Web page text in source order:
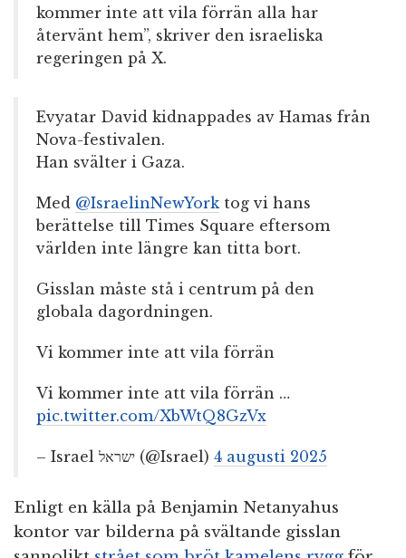
kommer inte att vila förrän alla har
återvänt hem”, skriver den israeliska
regeringen på X.
Evyatar David kidnappades av Hamas från
Nova-festivalen.
Han svälter i Gaza.
Med @IsraelinNewYork tog vi hans
berättelse till Times Square eftersom
världen inte längre kan titta bort.
Gisslan måste stå i centrum på den
globala dagordningen.
Vi kommer inte att vila förrän
Vi kommer inte att vila förrän …
pic.twitter.com/XbWtQ8GzVx
– Israel ישראל (@Israel) 4 augusti 2025
Enligt en källa på Benjamin Netanyahus
kontor var bilderna på svältande gisslan